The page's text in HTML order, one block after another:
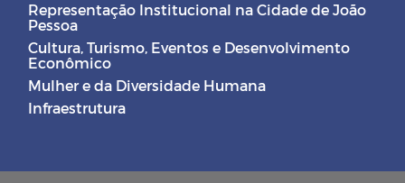
Representação Institucional na Cidade de João
Pessoa
Cultura, Turismo, Eventos e Desenvolvimento
Econômico
Mulher e da Diversidade Humana
Infraestrutura